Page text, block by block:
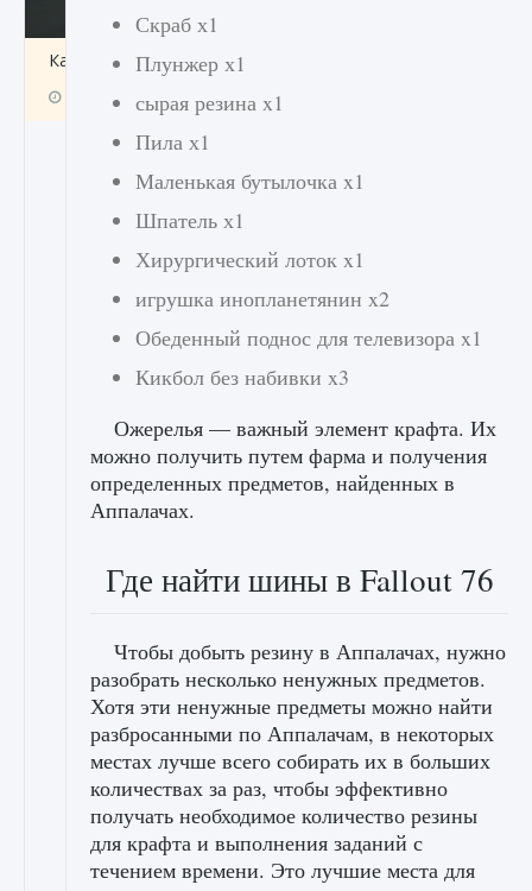
Как включить чат в Fortnite
9 августа 2024 1 335
Скраб х1
Плунжер х1
сырая резина x1
Пила х1
Маленькая бутылочка x1
Шпатель х1
Хирургический лоток x1
игрушка инопланетянин x2
Обеденный поднос для телевизора x1
Кикбол без набивки x3
Ожерелья — важный элемент крафта. Их
можно получить путем фарма и получения
определенных предметов, найденных в
Аппалачах.
Где найти шины в Fallout 76
Чтобы добыть резину в Аппалачах, нужно
разобрать несколько ненужных предметов.
Хотя эти ненужные предметы можно найти
разбросанными по Аппалачам, в некоторых
местах лучше всего собирать их в больших
количествах за раз, чтобы эффективно
получать необходимое количество резины
для крафта и выполнения заданий с
течением времени. Это лучшие места для